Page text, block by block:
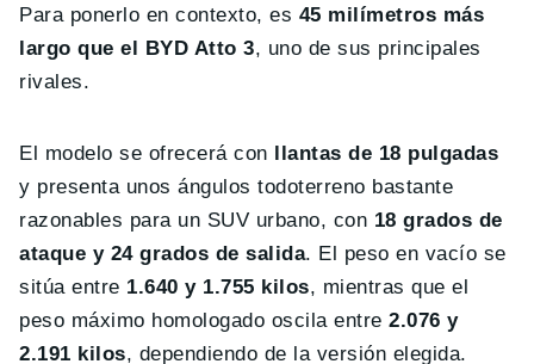
Para ponerlo en contexto, es 45 milímetros más
largo que el BYD Atto 3, uno de sus principales
rivales.
El modelo se ofrecerá con llantas de 18 pulgadas
y presenta unos ángulos todoterreno bastante
razonables para un SUV urbano, con 18 grados de
ataque y 24 grados de salida. El peso en vacío se
sitúa entre 1.640 y 1.755 kilos, mientras que el
peso máximo homologado oscila entre2.076 y
2.191 kilos, dependiendo de la versión elegida.